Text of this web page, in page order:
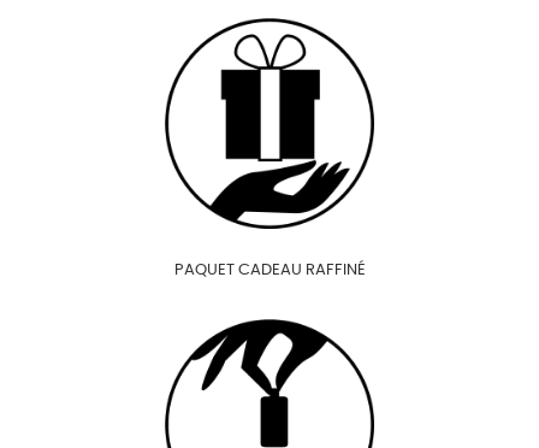
PAQUET CADEAU RAFFINÉ